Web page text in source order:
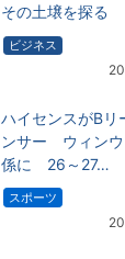
その土壌を探る
ビジネス
ハイセンスがBリ
ンサー ウィンウ
係に 26～27…
スポーツ